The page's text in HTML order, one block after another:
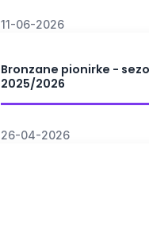
11-06-2026
Bronzane pionirke -
2025/2026
26-04-2026